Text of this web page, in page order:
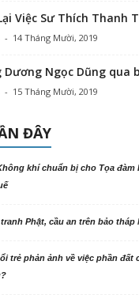
Việc Sư Thích Thanh
- 14 Tháng Mười, 2019
Ngọc Dũng qua
- 15 Tháng Mười, 2019
ĐÂY
khí chuẩn bị cho Tọa đàm
Phật, cầu an trên bảo tháp
trẻ phản ảnh về việc phần đất